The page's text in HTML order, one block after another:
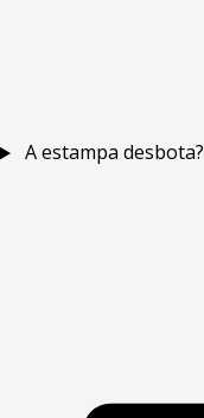
A estampa desbota?